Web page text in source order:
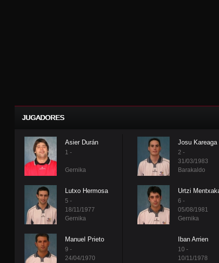
JUGADORES
Asier Durán
1 -
Gernika
Josu Kareaga
2 -
31/03/1983
Barakaldo
Lutxo Hermosa
5 -
18/11/1977
Gernika
Urtzi
6 -
05/08/1981
Gernika
Manuel Prieto
9 -
24/04/1970
Iban Arrien
10 -
10/11/1978